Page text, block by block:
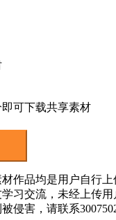
即可下载共享素材
作品均是用户自行
习交流，未经上传
侵害，请联系